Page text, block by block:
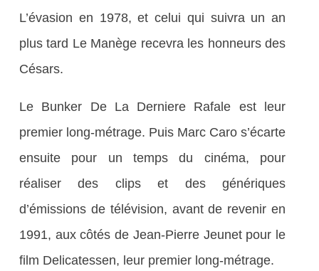
L’évasion en 1978, et celui qui suivra un an
plus tard Le Manège recevra les honneurs des
Césars.
Le Bunker De La Derniere Rafale est leur
premier long-métrage. Puis Marc Caro s’écarte
ensuite pour un temps du cinéma, pour
réaliser des clips et des génériques
d’émissions de télévision, avant de revenir en
1991, aux côtés de Jean-Pierre Jeunet pour le
film Delicatessen, leur premier long-métrage.